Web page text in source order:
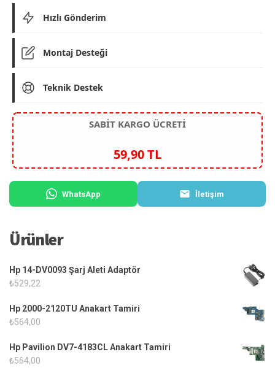
Hızlı Gönderim
Montaj Desteği
Teknik Destek
SABİT KARGO ÜCRETİ
59,90 TL
WhatsApp İletişim
Ürünler
Hp 14-DV0093 Şarj Aleti Adaptör
₺529,22
Hp 2000-2120TU Anakart Tamiri
₺564,00
Hp Pavilion DV7-4183CL Anakart Tamiri
₺564,00